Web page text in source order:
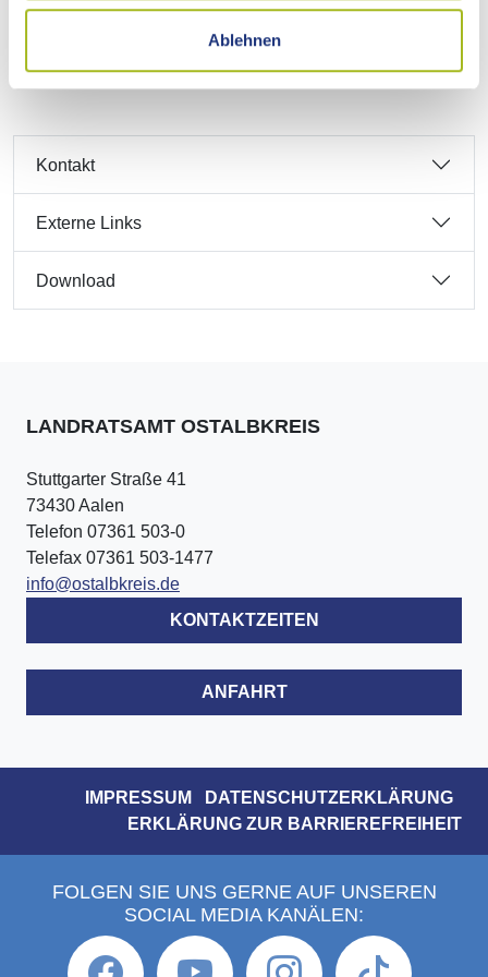
Ablehnen
Unsere aktuellen STÄRKE-Angebote finden Sie zum
Kontakt
Externe Links
Download
LANDRATSAMT OSTALBKREIS
Stuttgarter Straße 41
73430 Aalen
Telefon 07361 503-0
Telefax 07361 503-1477
info@ostalbkreis.de
KONTAKTZEITEN
ANFAHRT
IMPRESSUM
DATENSCHUTZERKLÄRUNG
ERKLÄRUNG ZUR BARRIEREFREIHEIT
FOLGEN SIE UNS GERNE AUF UNSEREN
SOCIAL MEDIA KANÄLEN: